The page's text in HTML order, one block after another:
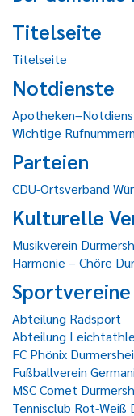
Titelseite
Titelseite
Notdienste
Wichtige
Parteien
CDU-Ortsverband
Kulturelle
Musikverein
Harmonie – Chöre
Sportvereine
Abteilung Radsport
Abteilung
FC Phönix
Fußballverein
MSC Comet
Tennisclub Rot-Weiß